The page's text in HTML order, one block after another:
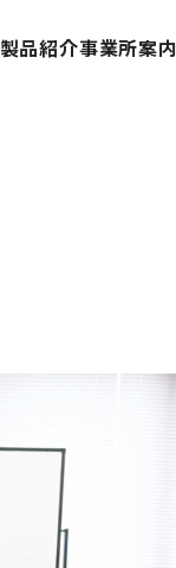
製品紹介事業所案内